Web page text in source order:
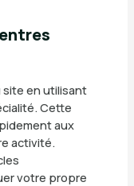
site en utilisant
Cette
aux
activité.
votre propre